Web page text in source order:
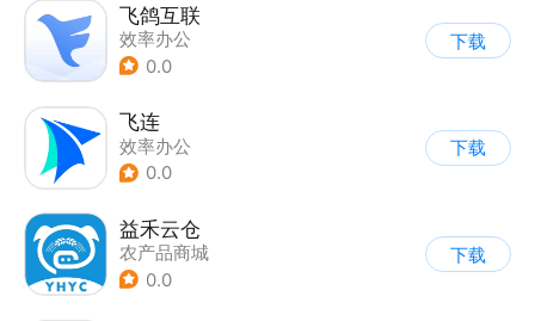
飞鸽互联
效率办公
0.0
下载
飞连
效率办公
0.0
下载
益禾云仓
农产品商城
0.0
下载